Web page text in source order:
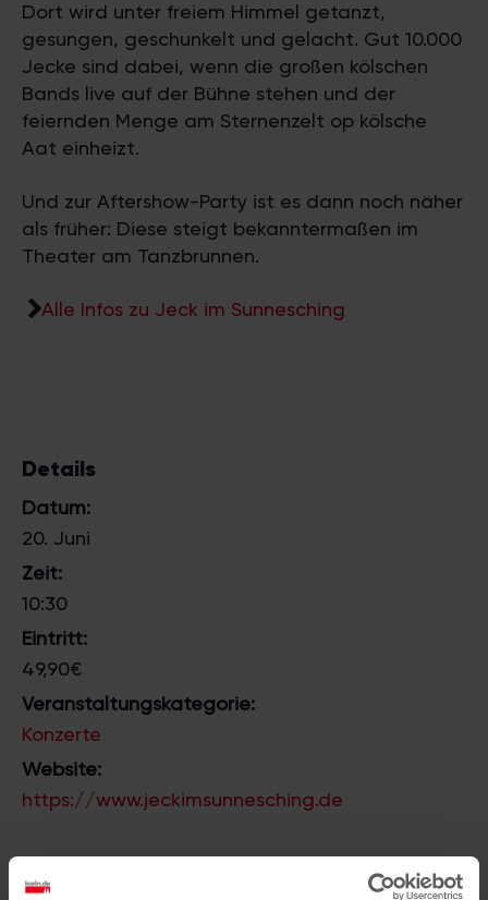
Dort wird unter freiem Himmel getanzt,
gesungen, geschunkelt und gelacht. Gut 10.000
Jecke sind dabei, wenn die großen kölschen
Bands live auf der Bühne stehen und der
feiernden Menge am Sternenzelt op kölsche
Aat einheizt.
Und zur Aftershow-Party ist es dann noch näher
als früher: Diese steigt bekanntermaßen im
Theater am Tanzbrunnen.
Alle Infos zu Jeck im Sunnesching
Details
Datum:
20. Juni
Zeit:
10:30
Eintritt:
49,90€
Veranstaltungskategorie:
Konzerte
Website:
https://www.jeckimsunnesching.de